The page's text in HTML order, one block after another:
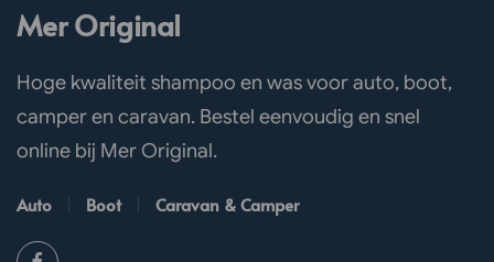
Mer Original
Hoge kwaliteit shampoo en was voor auto, boot,
camper en caravan. Bestel eenvoudig en snel
online bij Mer Original.
Auto Boot Caravan & Camper